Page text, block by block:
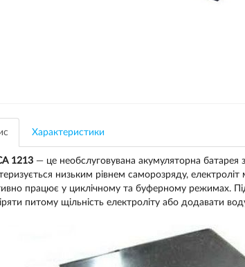
Характеристики
1213— це необслуговувана акумуляторна
низьким рівнем саморозряду,
працює у циклічному та буферному режимах. Під
питому щільність електроліту або додавати